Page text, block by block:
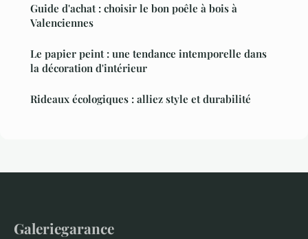
Guide d'achat : choisir le bon poêle à bois à
Valenciennes
Le papier peint : une tendance intemporelle dans
la décoration d'intérieur
Rideaux écologiques : alliez style et durabilité
Galeriegarance